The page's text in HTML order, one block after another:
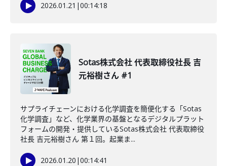
2026.01.21 |00:14:18
Sotas株式会社 代表取締役社長 吉
元裕樹さん #1
サプライチェーンにおける化学調査を簡便化する「Sotas
化学調査」など、化学業界の基盤となるデジタルプラット
フォームの開発・提供しているSotas株式会社 代表取締役
社長 吉元裕樹さん 第１回。起業ま...
2026.01.20 |00:14:41